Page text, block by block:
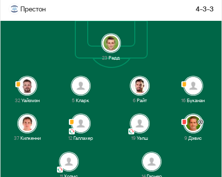
Престон 4-3-3
23Радд
32Уайзмэн 5 Кларк 6Райт 16Буканан
37Килкенни 12Галлахер 19Уэлш 9Дэвис